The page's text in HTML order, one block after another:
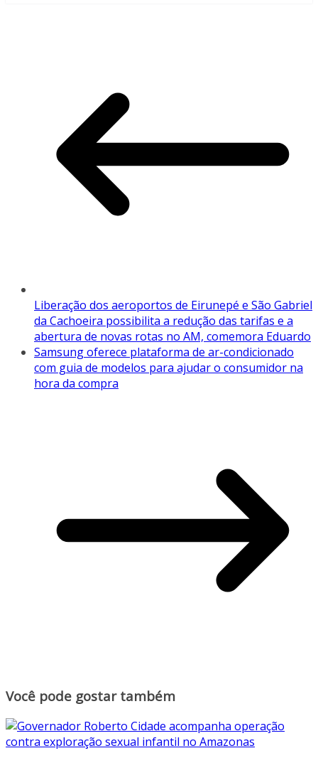
Liberação dos aeroportos de Eirunepé e São Gabriel
da Cachoeira possibilita a redução das tarifas e a
abertura de novas rotas no AM, comemora Eduardo
Samsung oferece plataforma de ar-condicionado
com guia de modelos para ajudar o consumidor na
hora da compra
Você pode gostar também